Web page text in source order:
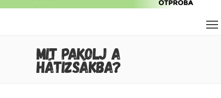
MIT PAKOLJ A
HÁTIZSÁKBA?